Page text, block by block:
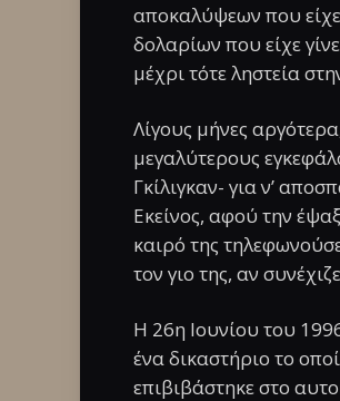
αποκαλύψεων που είχε
δολαρίων που είχε
μέχρι τότε ληστεία
Λίγους μήνες
μεγαλύτερους
Γκίλιγκαν- για ν’
Εκείνος, αφού την
καιρό της
τον γιο της, αν
Η 26η Ιουνίου του
ένα δικαστήριο το
επιβιβάστηκε στο